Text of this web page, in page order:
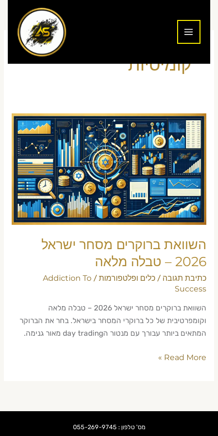
קומיסיות
השוואת ברוקרים מסחר ישראל
2026 – טבלה מלאה
כתיבת תגובה / כלים ופלטפורמות/
Addiction To
Success
השוואת ברוקרים מסחר ישראל 2026 – טבלה מלאה
וקומפרטיבית של כל ברוקרי המסחר בישראל. בחר את הברוקר
המתאים ביותר עבורך עם מנטור הday trading מאור גנימה.
השוואת
ברוקרים
מסחר
ישראל
2026
טבלה
מלאה
Read More »
מס' טלפון : 055-269-9745